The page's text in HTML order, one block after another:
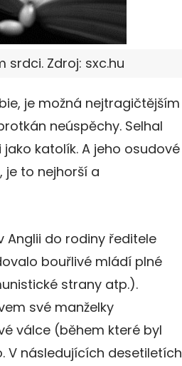
srdci. Zdroj: sxc.hu
je možná nejtragičtějším
neúspěchy. Selhal
katolík. A jeho osudové
to nejhorší a
Anglii do rodiny ředitele
bouřlivé mládí plné
strany atp.).
své manželky
válce (během které byl
V následujících desetiletích